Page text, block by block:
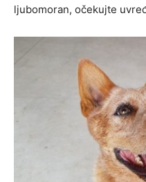
ljubomoran, očekujte